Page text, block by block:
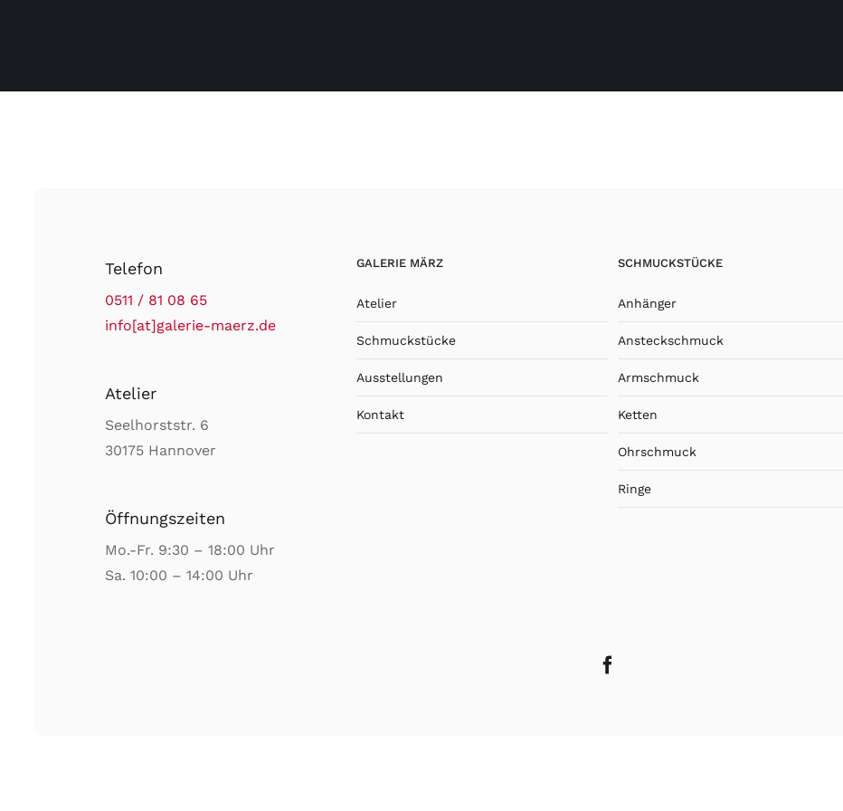
Telefon
0511 / 81 08 65
info[at]galerie-maerz.de
Atelier
Seelhorststr. 6
30175 Hannover
Öffnungszeiten
Mo.-Fr. 9:30 – 18:00 Uhr
Sa. 10:00 – 14:00 Uhr
GALERIE MÄRZ
Atelier
Schmuckstücke
Ausstellungen
Kontakt
SCHMUCKSTÜCKE
Anhänger
Ansteckschmuck
Armschmuck
Ketten
Ohrschmuck
Ringe